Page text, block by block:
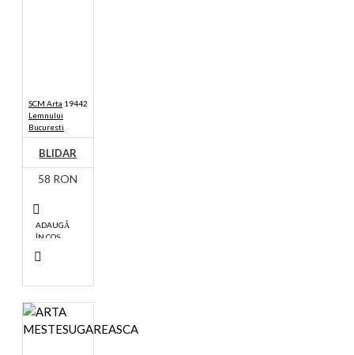
SCM Arta
Lemnului
Bucuresti
19442
BLIDAR
58 RON
ADAUGĂ
ÎN COŞ